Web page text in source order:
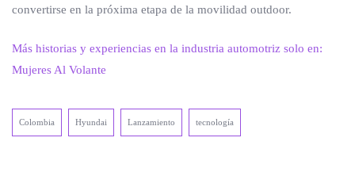
convertirse en la próxima etapa de la movilidad outdoor.
Más historias y experiencias en la industria automotriz solo en:
Mujeres Al Volante
Colombia Hyundai Lanzamiento tecnología